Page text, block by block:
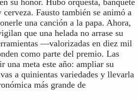
su honor. Hubo orquesta, banquete
Fausto también se animó a
una canción a la papa. Ahora,
que una helada no arrase su
—valorizadas en diez mil
como parte del premio. Las
una meta este año: ampliar su
a quinientas variedades y llevarla
más grande de